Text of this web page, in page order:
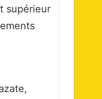
supérieur